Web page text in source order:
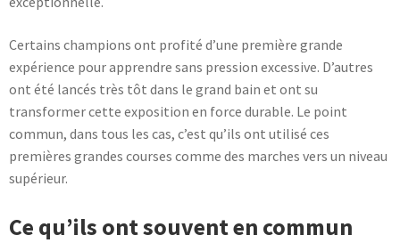
Certains champions ont profité d’une première grande
expérience pour apprendre sans pression excessive. D’autres
ont été lancés très tôt dans le grand bain et ont su
transformer cette exposition en force durable. Le point
commun, dans tous les cas, c’est qu’ils ont utilisé ces
premières grandes courses comme des marches vers un niveau
supérieur.
Ce qu’ils ont souvent en commun